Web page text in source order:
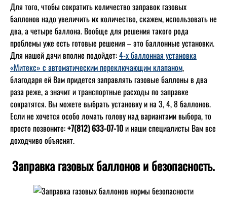
Для того, чтобы сократить количество заправок газовых
баллонов надо увеличить их количество, скажем, использовать не
два, а четыре баллона. Вообще для решения такого рода
проблемы уже есть готовые решения – это баллонные установки.
Для нашей дачи вполне подойдет:4-х баллонная установка
«Митекс» с автоматическим переключающим клапаном,
благодаря ей Вам придется заправлять газовые баллоны в два
раза реже, а значит и транспортные расходы по заправке
сократятся. Вы можете выбрать установку и на 3, 4, 8 баллонов.
Если не хочется особо ломать голову над вариантами выбора, то
просто позвоните:+7(812) 633-07-10и наши специалисты Вам все
доходчиво объяснят.
Заправка газовых баллонов и безопасность.